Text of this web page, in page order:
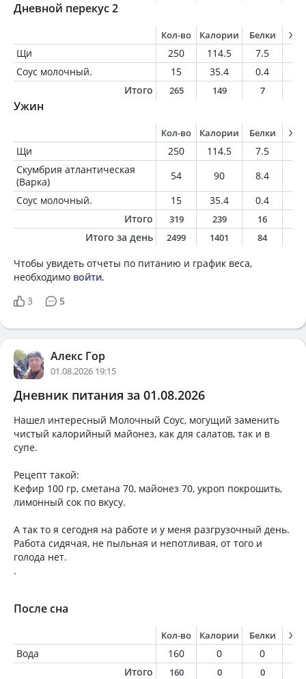
Дневной перекус 2
Кол-во Калории Белки
Щи 250 114.5 7.5
Соус молочный.
15 35.4 0.4
Итого
265 149 7
Ужин
Кол-во Калории Белки
Щи 250 114.5 7.5
Скумбрия атлантическая
(Варка)
54 90 8.4
Соус молочный.
15 35.4 0.4
Итого
319 239 16
Итого за день 2499 1401 84
Чтобы увидеть отчеты по питанию и график веса,
необходимо войти.
3
5
Алекс Гор
01.08.2026 19:15
Дневник питания за 01.08.2026
Нашел интересный Молочный Соус, могущий заменить
чистый калорийный майонез, как для салатов, так и в
супе.
Рецепт такой:
Кефир 100 гр, сметана 70, майонез 70, укроп покрошить,
лимонный сок по вкусу.
А так то я сегодня на работе и у меня разгрузочный день.
Работа сидячая, не пыльная и непотливая, от того и
голода нет.
.
После сна
Кол-во Калории Белки
Вода 160 0 0
Итого
160 0 0